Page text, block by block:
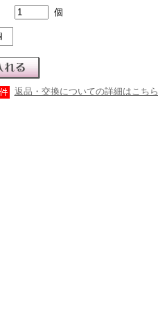
個
返品・交換についての詳細はこちら